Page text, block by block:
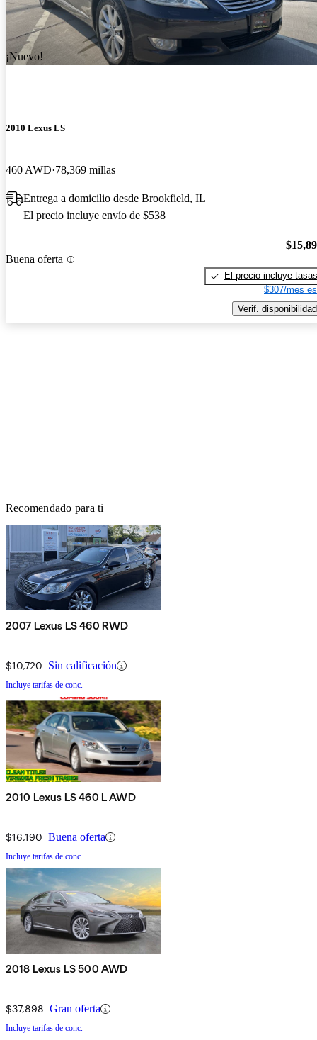
¡Nuevo!
2010 Lexus LS
460 AWD 78,369 millas
Entrega a domicilio desde Brookfield, IL
El precio incluye envío de $538
Buena oferta
El precio incluye tasas
$307/mes
Verif. disponibilidad
Recomendado para ti
2007 Lexus LS 460 RWD
$10,720 Sin calificación
Incluye tarifas de conc.
2010 Lexus LS 460 L AWD
$16,190 Buena oferta
Incluye tarifas de conc.
2018 Lexus LS 500 AWD
$37,898 Gran oferta
Incluye tarifas de conc.